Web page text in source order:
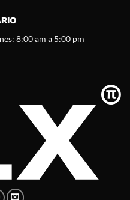
8:00 am a 5:00 pm